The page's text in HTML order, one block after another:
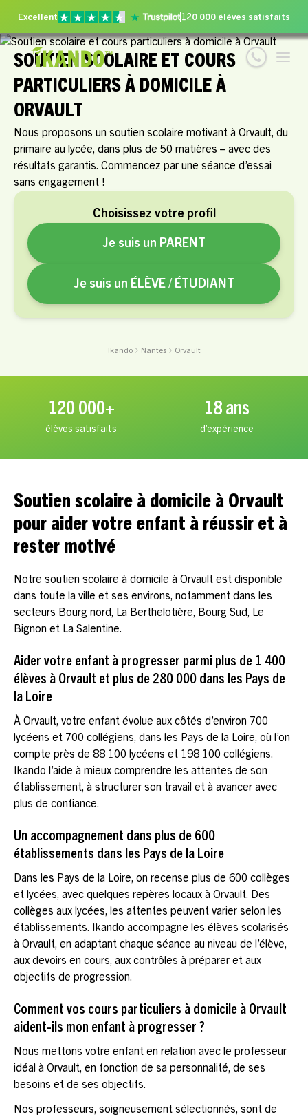
Excellent 120 000 élèves satisfaits
Ikando Nantes Orvault
SOUTIEN SCOLAIRE ET COURS
PARTICULIERS À DOMICILE À
ORVAULT
Nous proposons un soutien scolaire motivant à Orvault, du
primaire au lycée, dans plus de 50 matières – avec des
résultats garantis. Commencez par une séance d’essai
sans engagement !
Choisissez votre profil
Je suis un PARENT
Je suis un ÉLÈVE / ÉTUDIANT
120 000+
élèves satisfaits
18 ans
d’expérience
Soutien scolaire à domicile à Orvault
pour aider votre enfant à réussir et à
rester motivé
Notre soutien scolaire à domicile à Orvault est disponible
dans toute la ville et ses environs, notamment dans les
secteurs Bourg nord, La Berthelotière, Bourg Sud, Le
Bignon et La Salentine.
Aider votre enfant à progresser parmi plus de 1 400
élèves à Orvault et plus de 280 000 dans les Pays de
la Loire
À Orvault, votre enfant évolue aux côtés d’environ 700
lycéens et 700 collégiens, dans les Pays de la Loire, où l’on
compte près de 88 100 lycéens et 198 100 collégiens.
Ikando l’aide à mieux comprendre les attentes de son
établissement, à structurer son travail et à avancer avec
plus de confiance.
Un accompagnement dans plus de 600
établissements dans les Pays de la Loire
Dans les Pays de la Loire, on recense plus de 600 collèges
et lycées, avec quelques repères locaux à Orvault. Des
collèges aux lycées, les attentes peuvent varier selon les
établissements. Ikando accompagne les élèves scolarisés
à Orvault, en adaptant chaque séance au niveau de l’élève,
aux devoirs en cours, aux contrôles à préparer et aux
objectifs de progression.
Comment vos cours particuliers à domicile à Orvault
aident-ils mon enfant à progresser ?
Nous mettons votre enfant en relation avec le professeur
idéal à Orvault, en fonction de sa personnalité, de ses
besoins et de ses objectifs.
Nos professeurs, soigneusement sélectionnés, sont de